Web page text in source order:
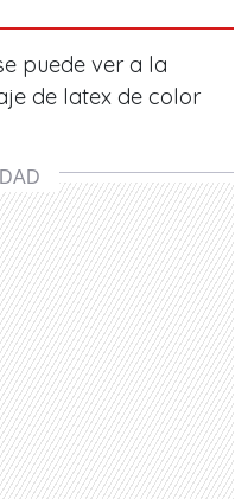
puede ver a la
de latex de color